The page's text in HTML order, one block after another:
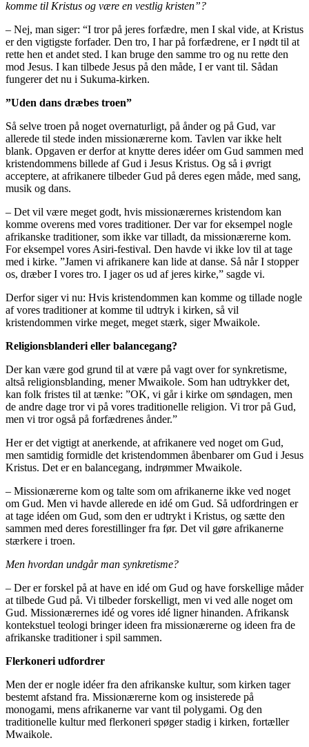
komme til Kristus og være en vestlig kristen”?
– Nej, man siger: “I tror på jeres forfædre, men I skal vide, at Kristus
er den vigtigste forfader. Den tro, I har på forfædrene, er I nødt til at
rette hen et andet sted. I kan bruge den samme tro og nu rette den
mod Jesus. I kan tilbede Jesus på den måde, I er vant til. Sådan
fungerer det nu i Sukuma-kirken.
”Uden dans dræbes troen”
Så selve troen på noget overnaturligt, på ånder og på Gud, var
allerede til stede inden missionærerne kom. Tavlen var ikke helt
blank. Opgaven er derfor at knytte deres idéer om Gud sammen med
kristendommens billede af Gud i Jesus Kristus. Og så i øvrigt
acceptere, at afrikanere tilbeder Gud på deres egen måde, med sang,
musik og dans.
– Det vil være meget godt, hvis missionærernes kristendom kan
komme overens med vores traditioner. Der var for eksempel nogle
afrikanske traditioner, som ikke var tilladt, da missionærerne kom.
For eksempel vores Asiri-festival. Den havde vi ikke lov til at tage
med i kirke. ”Jamen vi afrikanere kan lide at danse. Så når I stopper
os, dræber I vores tro. I jager os ud af jeres kirke,” sagde vi.
Derfor siger vi nu: Hvis kristendommen kan komme og tillade nogle
af vores traditioner at komme til udtryk i kirken, så vil
kristendommen virke meget, meget stærk, siger Mwaikole.
Religionsblanderi eller balancegang?
Der kan være god grund til at være på vagt over for synkretisme,
altså religionsblanding, mener Mwaikole. Som han udtrykker det,
kan folk fristes til at tænke: ”OK, vi går i kirke om søndagen, men
de andre dage tror vi på vores traditionelle religion. Vi tror på Gud,
men vi tror også på forfædrenes ånder.”
Her er det vigtigt at anerkende, at afrikanere ved noget om Gud,
men samtidig formidle det kristendommen åbenbarer om Gud i Jesus
Kristus. Det er en balancegang, indrømmer Mwaikole.
– Missionærerne kom og talte som om afrikanerne ikke ved noget
om Gud. Men vi havde allerede en idé om Gud. Så udfordringen er
at tage idéen om Gud, som den er udtrykt i Kristus, og sætte den
sammen med deres forestillinger fra før. Det vil gøre afrikanerne
stærkere i troen.
Men hvordan undgår man synkretisme?
– Der er forskel på at have en idé om Gud og have forskellige måder
at tilbede Gud på. Vi tilbeder forskelligt, men vi ved alle noget om
Gud. Missionærernes idé og vores idé ligner hinanden. Afrikansk
kontekstuel teologi bringer ideen fra missionærerne og ideen fra de
afrikanske traditioner i spil sammen.
Flerkoneri udfordrer
Men der er nogle idéer fra den afrikanske kultur, som kirken tager
bestemt afstand fra. Missionærerne kom og insisterede på
monogami, mens afrikanerne var vant til polygami. Og den
traditionelle kultur med flerkoneri spøger stadig i kirken, fortæller
Mwaikole.